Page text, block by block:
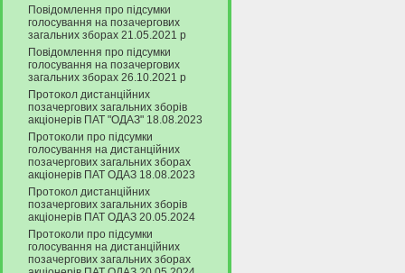
Повідомлення про підсумки
голосування на позачергових
загальних зборах 21.05.2021 р
Повідомлення про підсумки
голосування на позачергових
загальних зборах 26.10.2021 р
Протокол дистанційних
позачергових загальних зборів
акціонерів ПАТ "ОДАЗ" 18.08.2023
Протоколи про підсумки
голосування на дистанційних
позачергових загальних зборах
акціонерів ПАТ ОДАЗ 18.08.2023
Протокол дистанційних
позачергових загальних зборів
акціонерів ПАТ ОДАЗ 20.05.2024
Протоколи про підсумки
голосування на дистанційних
позачергових загальних зборах